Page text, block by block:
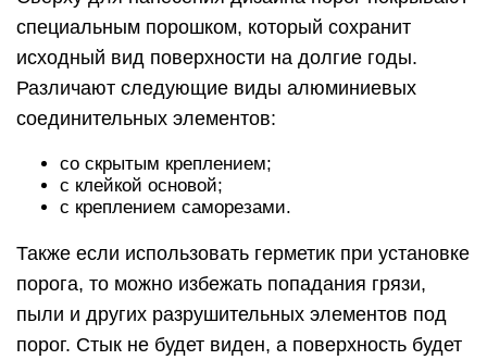
специальным порошком, который сохранит
исходный вид поверхности на долгие годы.
Различают следующие виды алюминиевых
соединительных элементов:
со скрытым креплением;
с клейкой основой;
с креплением саморезами.
Также если использовать герметик при установке
порога, то можно избежать попадания грязи,
пыли и других разрушительных элементов под
порог. Стык не будет виден, а поверхность будет